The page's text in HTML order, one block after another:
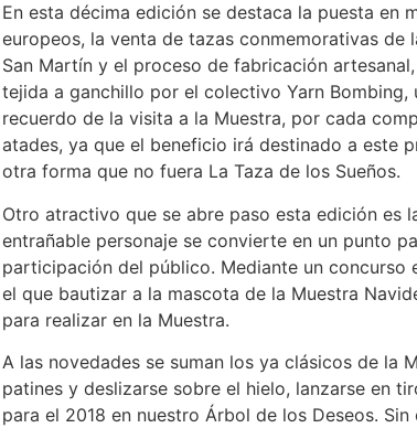
En esta décima edición se destaca la puesta en
europeos, la venta de tazas conmemorativas
San Martín y el proceso de fabricación
tejida a ganchillo por el colectivo Yarn
recuerdo de la visita a la Muestra, por cada
atades, ya que el beneficio irá destinado a este
otra forma que no fuera La Taza de los Sueños.
Otro atractivo que se abre paso esta edición es
entrañable personaje se convierte en un punto
participación del público. Mediante un concurso
el que bautizar a la mascota de la Muestra
para realizar en la Muestra.
A las novedades se suman los ya clásicos de la
patines y deslizarse sobre el hielo, lanzarse en
para el 2018 en nuestro Árbol de los Deseos.